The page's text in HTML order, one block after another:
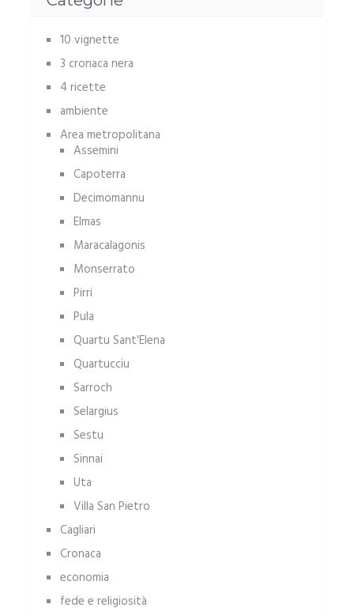
10 vignette
3 cronaca nera
4 ricette
ambiente
Area metropolitana
Assemini
Capoterra
Decimomannu
Elmas
Maracalagonis
Monserrato
Pirri
Pula
Quartu Sant'Elena
Quartucciu
Sarroch
Selargius
Sestu
Sinnai
Uta
Villa San Pietro
Cagliari
Cronaca
economia
fede e religiosità